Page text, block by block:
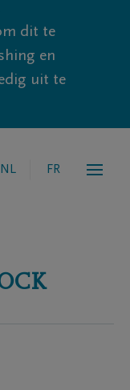
dit te
en
uit te
NL FR